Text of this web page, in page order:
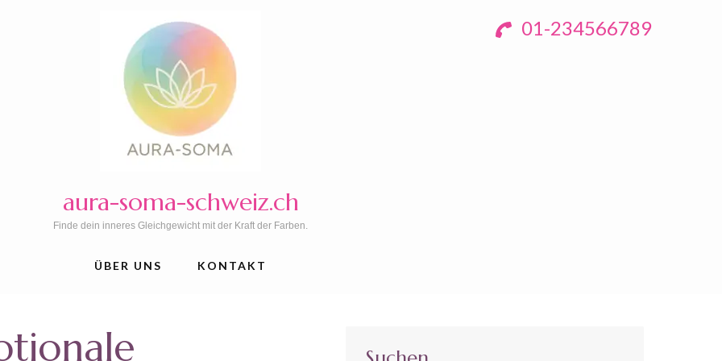
01-234566789
aura-soma-schweiz.ch
Finde dein inneres Gleichgewicht mit der Kraft der Farben.
ÜBER UNS KONTAKT